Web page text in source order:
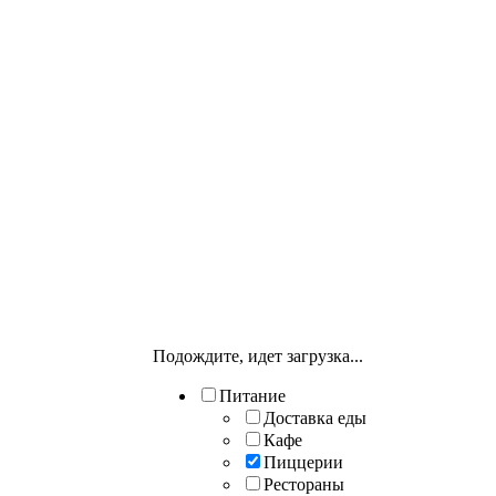
Подождите, идет загрузка...
Питание
Доставка еды
Кафе
Пиццерии
Рестораны